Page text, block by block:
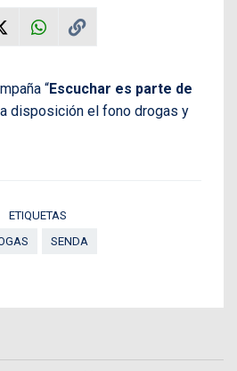
“Escuchar es parte de
disposición el fono drogas y
ETIQUETAS
SENDA